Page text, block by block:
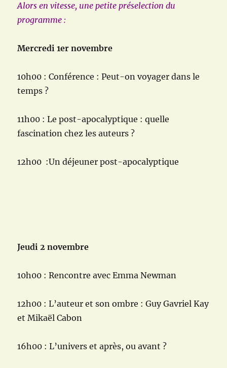
Alors en vitesse, une petite préselection du
programme :
Mercredi 1er novembre
10h00 : Conférence : Peut-on voyager dans le
temps ?
11h00 : Le post-apocalyptique : quelle
fascination chez les auteurs ?
12h00 :Un déjeuner post-apocalyptique
Jeudi 2 novembre
10h00 : Rencontre avec Emma Newman
12h00 : L’auteur et son ombre : Guy Gavriel Kay
et Mikaël Cabon
16h00 : L’univers et après, ou avant ?